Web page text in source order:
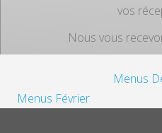
vos
Nous vous
Menus
Menus Février